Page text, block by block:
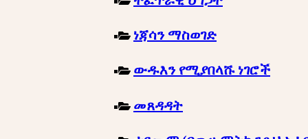
ነጃሳን ማስወገድ
ውዱእን የሚያበላሹ ነገሮች
መጸዳዳት